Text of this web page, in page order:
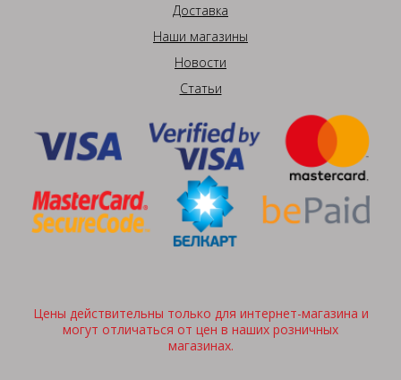
Доставка
Наши магазины
Новости
Статьи
Цены действительны только для интернет-магазина и
могут отличаться от цен в наших розничных
магазинах.